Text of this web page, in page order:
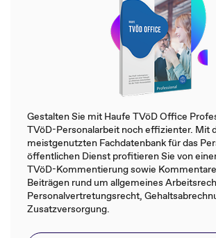
Gestalten Sie mit Haufe TVöD Office
TVöD-Personalarbeit noch effizienter. Mit
meistgenutzten Fachdatenbank für das
öffentlichen Dienst profitieren Sie von
TVöD-Kommentierung sowie
Beiträgen rund um allgemeines
Personalvertretungsrecht,
Zusatzversorgung.